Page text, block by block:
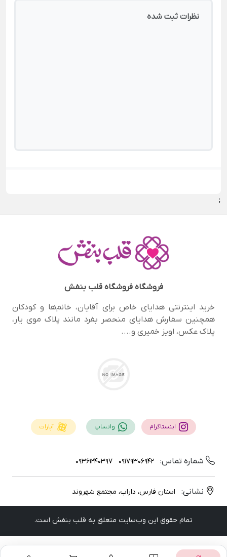
نظرات ثبت شده
;
فروشگاهفروشگاه قلب بنفش
خرید اینترنتی هدایای خاص برای آقایان، خانم‌ها و کودکان
همچنین سفارش هدایای منحصر‌ بفرد مانند پلاک موی یار،
پلاک عکس، اویز خمیری و....
اینستاگرام واتساپ آپارات
شماره تماس: 09179306942
09361240397
نشانی: استان فارس، داراب، مجتمع شهروند
تمام حقوق اين وب‌سايت متعلق به قلب بنفش است.